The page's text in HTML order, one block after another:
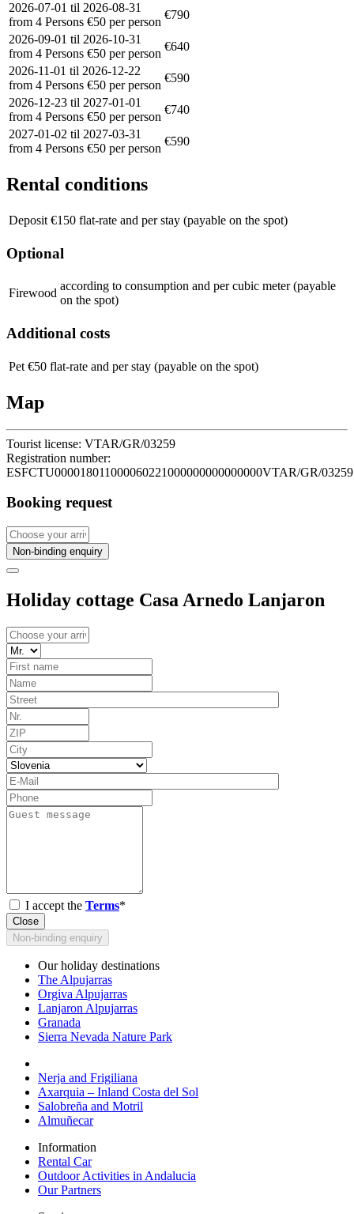
2026-07-01 til 2026-08-31
from 4 Persons €50 per person
€790
2026-09-01 til 2026-10-31
from 4 Persons €50 per person
€640
2026-11-01 til 2026-12-22
from 4 Persons €50 per person
€590
2026-12-23 til 2027-01-01
from 4 Persons €50 per person
€740
2027-01-02 til 2027-03-31
from 4 Persons €50 per person
€590
Rental conditions
Deposit €150 flat-rate and per stay (payable on the spot)
Optional
Firewood
according to consumption and per cubic meter (payable
on the spot)
Additional costs
Pet €50 flat-rate and per stay (payable on the spot)
Map
Tourist license: VTAR/GR/03259
Registration number:
ESFCTU000018011000060221000000000000000VTAR/GR/03259
Booking request
Non-binding enquiry
Holiday cottage Casa Arnedo Lanjaron
I accept the Terms*
Close
Non-binding enquiry
Our holiday destinations
The Alpujarras
Orgiva Alpujarras
Lanjaron Alpujarras
Granada
Sierra Nevada Nature Park
Nerja and Frigiliana
Axarquia – Inland Costa del Sol
Salobreña and Motril
Almuñecar
Information
Rental Car
Outdoor Activities in Andalucia
Our Partners